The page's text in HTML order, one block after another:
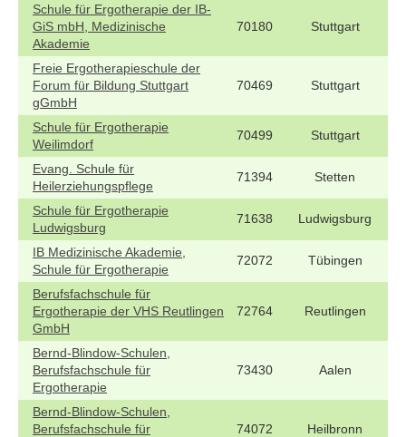
Schule für Ergotherapie der IB-
GiS mbH, Medizinische
Akademie
70180 Stuttgart
Freie Ergotherapieschule der
Forum für Bildung Stuttgart
gGmbH
70469 Stuttgart
Schule für Ergotherapie
Weilimdorf
70499 Stuttgart
Evang. Schule für
Heilerziehungspflege
71394 Stetten
Schule für Ergotherapie
Ludwigsburg
71638 Ludwigsburg
IB Medizinische Akademie,
Schule für Ergotherapie
72072 Tübingen
Berufsfachschule für
Ergotherapie der VHS Reutlingen
GmbH
72764 Reutlingen
Bernd-Blindow-Schulen,
Berufsfachschule für
Ergotherapie
73430 Aalen
Bernd-Blindow-Schulen,
Berufsfachschule für
74072 Heilbronn